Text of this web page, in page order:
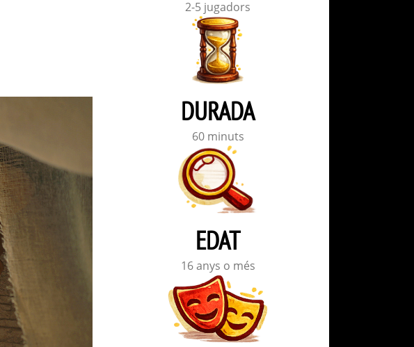
2-5 jugadors
DURADA
60 minuts
EDAT
16 anys o més